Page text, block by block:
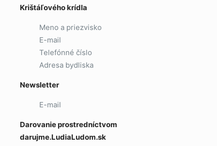
Krištáľového krídla
Meno a priezvisko
E-mail
Telefónné číslo
Adresa bydliska
Newsletter
E-mail
Darovanie prostredníctvom
darujme.LudiaLudom.sk